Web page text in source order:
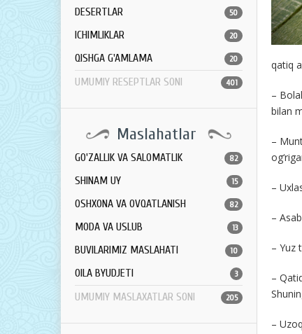
DESERTLAR 50
ICHIMLIKLAR 20
QISHGA G'AMLAMA 20
UMUMIY RESEPTLAR SONI 401
Maslahatlar
GO'ZALLIK VA SALOMATLIK 82
SHINAM UY 15
OSHXONA VA OVQATLANISH 82
MODA VA USLUB 13
BUVILARIMIZ MASLAHATI 10
OILA BYUDJETI 3
UMUMIY MASLAXATLAR SONI 205
qatiq
–
bilan
–
–
–
– Yuz
–
–